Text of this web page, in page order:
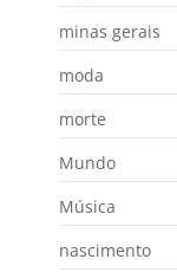
minas gerais
moda
morte
Mundo
Música
nascimento